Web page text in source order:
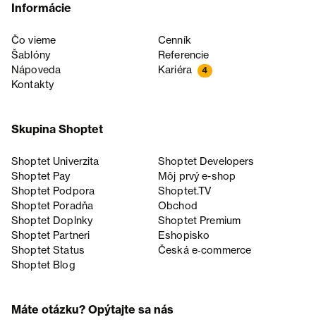
Informácie
Čo vieme
Cenník
Šablóny
Referencie
Nápoveda
Kariéra 4
Kontakty
Skupina Shoptet
Shoptet Univerzita
Shoptet Developers
Shoptet Pay
Môj prvý e-shop
Shoptet Podpora
Shoptet.TV
Shoptet Poradňa
Obchod
Shoptet Doplnky
Shoptet Premium
Shoptet Partneri
Eshopisko
Shoptet Status
Česká e‑commerce
Shoptet Blog
Máte otázku? Opýtajte sa nás